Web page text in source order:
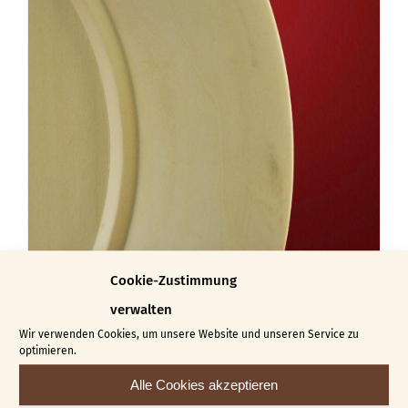
Cookie-Zustimmung
verwalten
Wir verwenden Cookies, um unsere Website und unseren Service zu
optimieren.
Alle Cookies akzeptieren
gewählt
werden
Teller mit gewölbtem Rand
€22,00–€38,00
Ausführung wählenDieses
Details